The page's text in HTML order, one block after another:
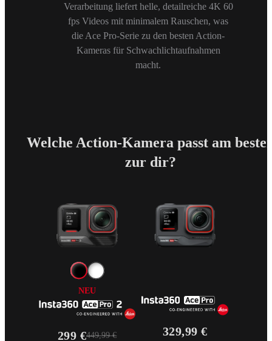
Verarbeitung liefert helle, detailreiche 4K 60
fps Videos mit minimalem Rauschen, was
die Ace Pro-Serie zu den besten Action-
Kameras für Schwachlichtaufnahmen
macht.
Welche Action-Kamera passt am
zur dir?
NEU
299 €449,99 € 329,99 €